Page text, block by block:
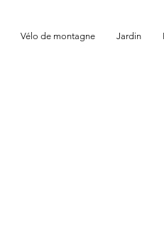
Vélo de montagne Jardin